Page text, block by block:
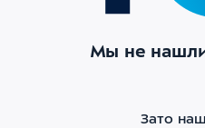
Мы не
Зато